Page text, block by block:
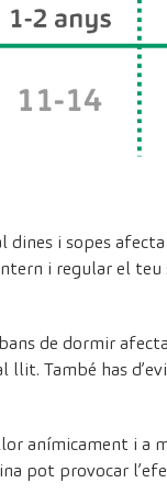
dines i sopes
i regular el teu
de dormir
llit. També has
anímicament i a
pot provocar